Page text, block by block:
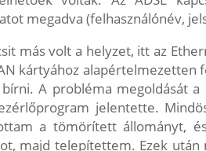
megadva (felhasználónév,
más volt a helyzet, itt az
kártyához
A probléma megoldását
jelentette.
a tömörített állományt,
majd telepítettem. Ezek